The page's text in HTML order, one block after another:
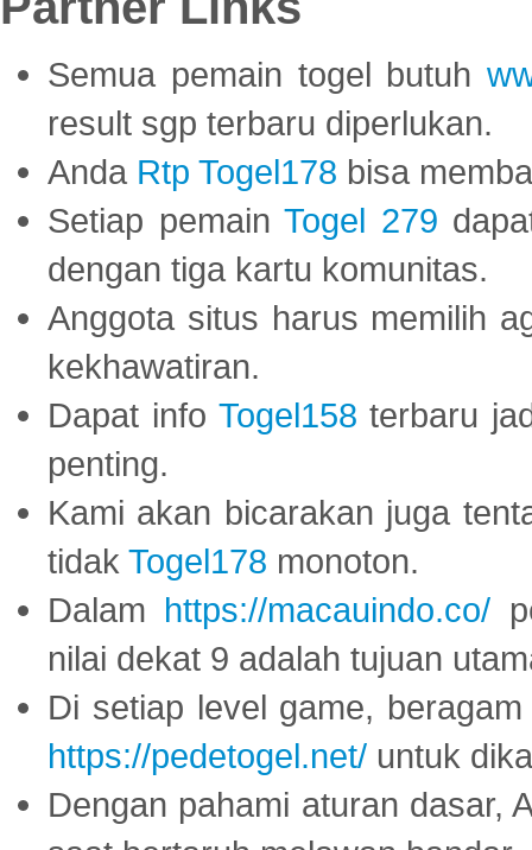
Semua pemain togel butuh
result sgp terbaru diperlukan.
Anda Rtp Togel178 bisa
Setiap pemainTogel 279
dengan tiga kartu komunitas.
Anggota situs harus memilih
kekhawatiran.
Dapat info Togel158 terbaru
penting.
Kami akan bicarakan juga
tidak Togel178 monoton.
Dalam https://macauindo.co/
nilai dekat 9 adalah tujuan
Di setiap level game,
https://pedetogel.net/ untuk
Dengan pahami aturan dasar,